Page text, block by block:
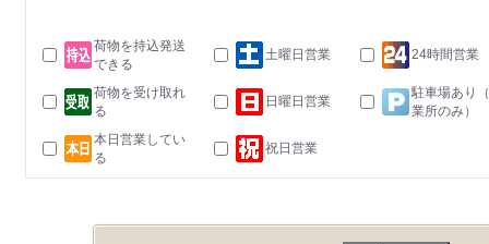
荷物を持込発送
できる
土曜日営業 24時間営業
荷物を受け取れ
る
日曜日営業
駐車場あり
業所のみ）
本日営業してい
る
祝日営業